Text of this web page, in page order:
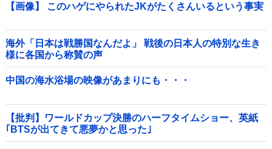
【画像】 このハゲにやられたJKがたくさんいるという事実
海外「日本は戦勝国なんだよ」 戦後の日本人の特別な生き
様に各国から称賛の声
中国の海水浴場の映像があまりにも・・・
【批判】ワールドカップ決勝のハーフタイムショー、英紙
｢BTSが出てきて悪夢かと思った｣